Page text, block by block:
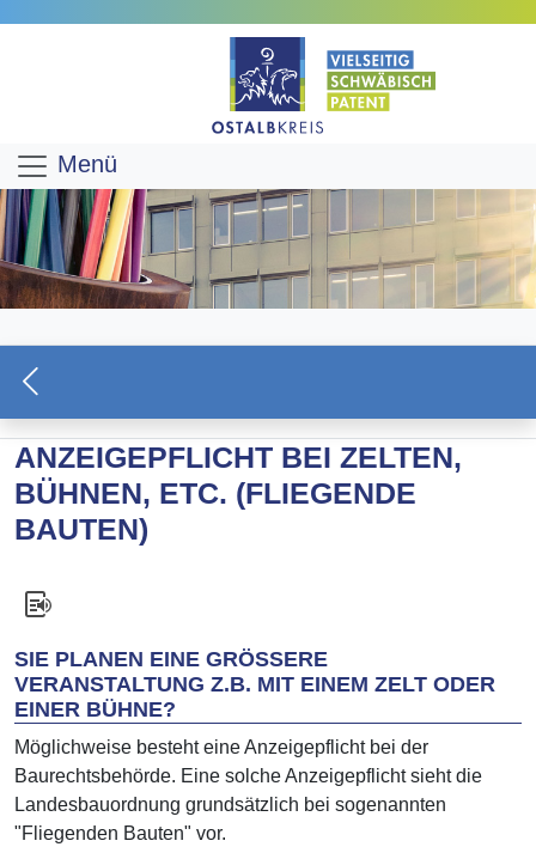
Menü
ANZEIGEPFLICHT BEI ZELTEN,
BÜHNEN, ETC. (FLIEGENDE
BAUTEN)
SIE PLANEN EINE GRÖSSERE V
ERANSTALTUNG Z.B. MIT EINEM ZELT ODER E
INER BÜHNE?
Möglichweise besteht eine Anzeigepflicht bei der
Baurechtsbehörde. Eine solche Anzeigepflicht sieht die
Landesbauordnung grundsätzlich bei sogenannten
"Fliegenden Bauten" vor.